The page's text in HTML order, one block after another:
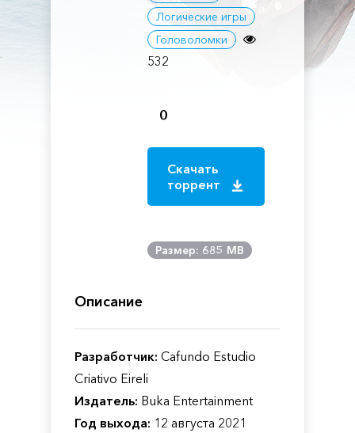
Логические игры
Головоломки
532
0
Скачать
торрент
Размер: 685 MB
Описание
Разработчик: Cafundo Estudio
Criativo Eireli
Издатель: Buka Entertainment
Год выхода: 12 августа 2021